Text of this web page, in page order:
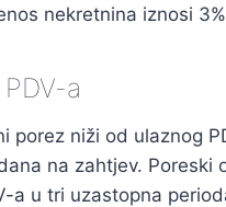
nekretnina iznosi
a
porez niži od ulaznog
na zahtjev. Poreski
a u tri uzastopna